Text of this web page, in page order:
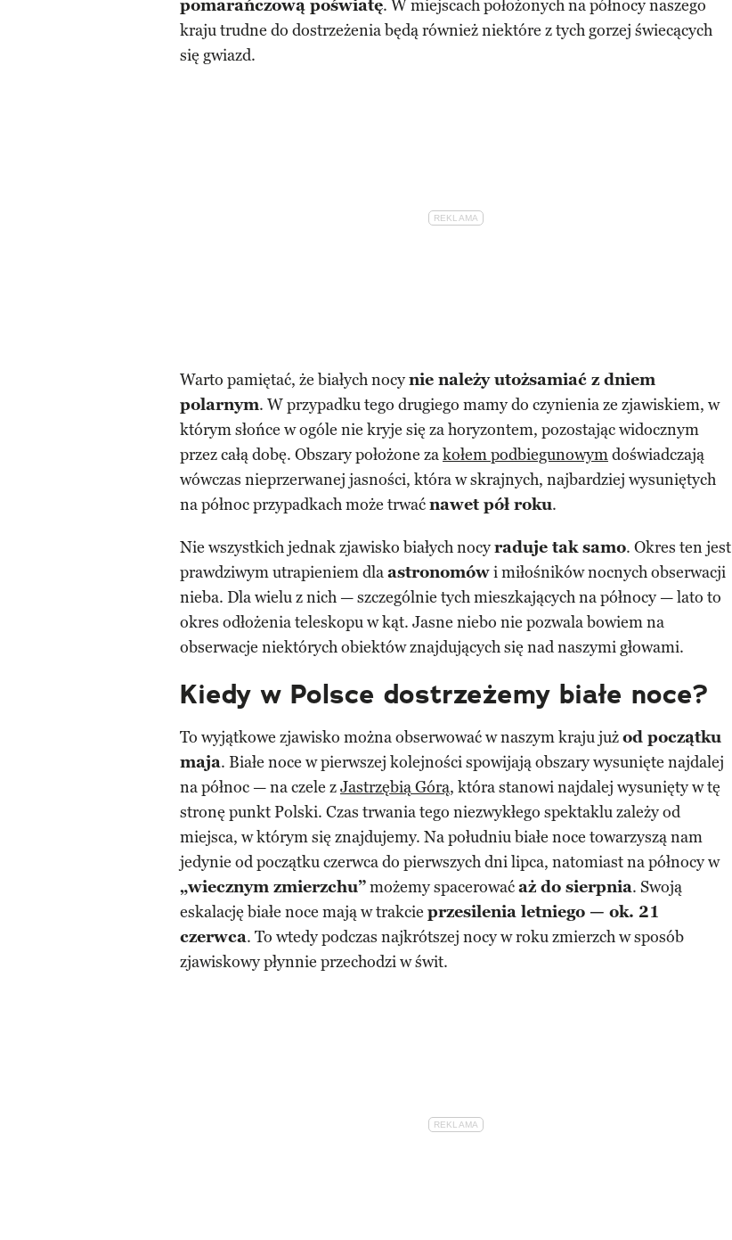
pomarańczową poświatę. W miejscach położonych na północy naszego
kraju trudne do dostrzeżenia będą również niektóre z tych gorzej świecących
się gwiazd.
Warto pamiętać, że białych nocynie należy utożsamiać z dniem
polarnym. W przypadku tego drugiego mamy do czynienia ze zjawiskiem, w
którym słońce w ogóle nie kryje się za horyzontem, pozostając widocznym
przez całą dobę. Obszary położone zakołem podbiegunowymdoświadczają
wówczas nieprzerwanej jasności, która w skrajnych, najbardziej wysuniętych
na północ przypadkach może trwaćnawet pół roku.
Nie wszystkich jednak zjawisko białych nocyraduje tak samo. Okres ten jest
prawdziwym utrapieniem dlaastronomówi miłośników nocnych obserwacji
nieba. Dla wielu z nich — szczególnie tych mieszkających na północy — lato to
okres odłożenia teleskopu w kąt. Jasne niebo nie pozwala bowiem na
obserwacje niektórych obiektów znajdujących się nad naszymi głowami.
Kiedy w Polsce dostrzeżemy białe noce?
To wyjątkowe zjawisko można obserwować w naszym kraju jużod początku
maja. Białe noce w pierwszej kolejności spowijają obszary wysunięte najdalej
na północ — na czele zJastrzębią Górą, która stanowi najdalej wysunięty w tę
stronę punkt Polski. Czas trwania tego niezwykłego spektaklu zależy od
miejsca, w którym się znajdujemy. Na południu białe noce towarzyszą nam
jedynie od początku czerwca do pierwszych dni lipca, natomiast na północy w
„wiecznym zmierzchu”możemy spacerowaćaż do sierpnia. Swoją
eskalację białe noce mają w trakcie przesilenia letniego — ok. 21
czerwca. To wtedy podczas najkrótszej nocy w roku zmierzch w sposób
zjawiskowy płynnie przechodzi w świt.